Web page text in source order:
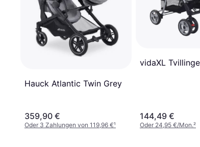
Hauck Atlantic Twin Grey
359,90 €
Oder 3 Zahlungen von 119,96 €¹
vidaXL
144,49 €
Oder 24,95 €/Mon.²